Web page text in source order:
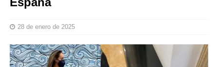
28 de enero de 2025